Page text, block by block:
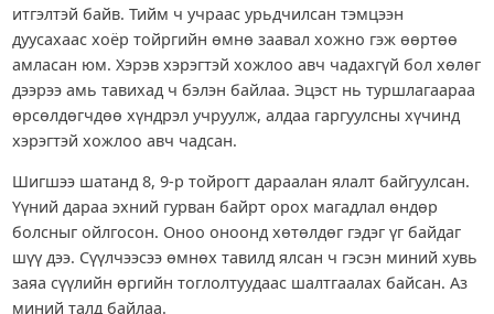
итгэлтэй байв. Тийм ч учраас урьдчилсан тэмцээн
дуусахаас хоёр тойргийн өмнө заавал хожно гэж өөртөө
амласан юм. Хэрэв хэрэгтэй хожлоо авч чадахгүй бол хөлөг
дээрээ амь тавихад ч бэлэн байлаа. Эцэст нь туршлагаараа
өрсөлдөгчдөө хүндрэл учруулж, алдаа гаргуулсны хүчинд
хэрэгтэй хожлоо авч чадсан.
Шигшээ шатанд 8, 9-р тойрогт дараалан ялалт байгуулсан.
Үүний дараа эхний гурван байрт орох магадлал өндөр
болсныг ойлгосон. Оноо оноонд хөтөлдөг гэдэг үг байдаг
шүү дээ. Сүүлчээсээ өмнөх тавилд ялсан ч гэсэн миний хувь
заяа сүүлийн өргийн тоглолтуудаас шалтгаалах байсан. Аз
миний талд байлаа.